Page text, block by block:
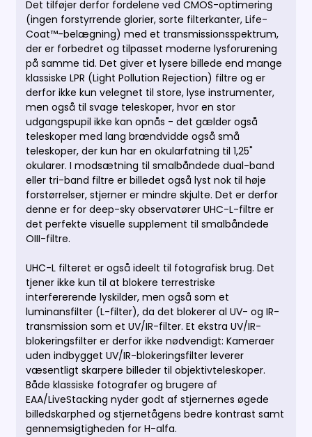
Det tilføjer derfor fordelene ved CMOS-optimering
(ingen forstyrrende glorier, sorte filterkanter, Life-
Coat™-belægning) med et transmissionsspektrum,
der er forbedret og tilpasset moderne lysforurening
på samme tid. Det giver et lysere billede end mange
klassiske LPR (Light Pollution Rejection) filtre og er
derfor ikke kun velegnet til store, lyse instrumenter,
men også til svage teleskoper, hvor en stor
udgangspupil ikke kan opnås - det gælder også
teleskoper med lang brændvidde også små
teleskoper, der kun har en okularfatning til 1,25"
okularer. I modsætning til smalbåndede dual-band
eller tri-band filtre er billedet også lyst nok til høje
forstørrelser, stjerner er mindre skjulte. Det er derfor
denne er for deep-sky observatører UHC-L-filtre er
det perfekte visuelle supplement til smalbåndede
OIII-filtre.
UHC-L filteret er også ideelt til fotografisk brug. Det
tjener ikke kun til at blokere terrestriske
interfererende lyskilder, men også som et
luminansfilter (L-filter), da det blokerer al UV- og IR-
transmission som et UV/IR-filter. Et ekstra UV/IR-
blokeringsfilter er derfor ikke nødvendigt: Kameraer
uden indbygget UV/IR-blokeringsfilter leverer
væsentligt skarpere billeder til objektivteleskoper.
Både klassiske fotografer og brugere af
EAA/LiveStacking nyder godt af stjernernes øgede
billedskarphed og stjernetågens bedre kontrast samt
gennemsigtigheden for H-alfa.